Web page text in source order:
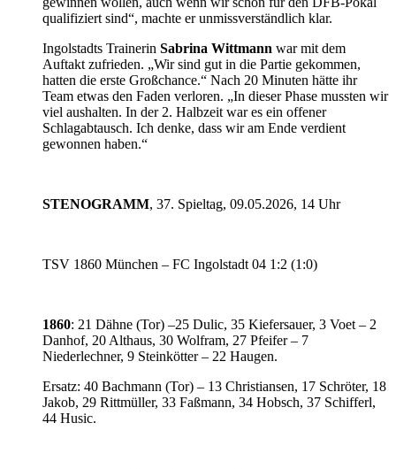
qualifiziert sind“, machte er unmissverständlich klar.
Ingolstadts Trainerin Sabrina Wittmann war mit dem
Auftakt zufrieden. „Wir sind gut in die Partie gekommen,
hatten die erste Großchance.“ Nach 20 Minuten hätte ihr
Team etwas den Faden verloren. „In dieser Phase mussten wir
viel aushalten. In der 2. Halbzeit war es ein offener
Schlagabtausch. Ich denke, dass wir am Ende verdient
gewonnen haben.“
STENOGRAMM, 37. Spieltag, 09.05.2026, 14 Uhr
TSV 1860 München – FC Ingolstadt 04 1:2 (1:0)
1860: 21 Dähne (Tor) –25 Dulic, 35 Kiefersauer, 3 Voet – 2
Danhof, 20 Althaus, 30 Wolfram, 27 Pfeifer – 7
Niederlechner, 9 Steinkötter – 22 Haugen.
Ersatz: 40 Bachmann (Tor) – 13 Christiansen, 17 Schröter, 18
Jakob, 29 Rittmüller, 33 Faßmann, 34 Hobsch, 37 Schifferl,
44 Husic.